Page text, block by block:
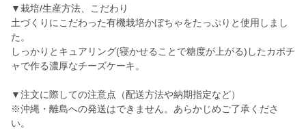
▼栽培/生産方法、こだわり
土づくりにこだわった有機栽培かぼちゃをたっぷりと使用しまし
た。
しっかりとキュアリング(寝かせることで糖度が上がる)したカボチ
ャで作る濃厚なチーズケーキ。
▼注文に際しての注意点（配送方法や納期指定など）
※沖縄・離島への発送はできません。あらかじめご了承くださ
い。